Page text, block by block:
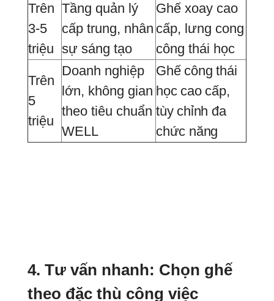
Trên
3-5
triệu
Tầng quản lý
cấp trung, nhân
sự sáng tạo
Ghế xoay cao
cấp, lưng cong
công thái học
Trên
5
triệu
Doanh nghiệp
lớn, không gian
theo tiêu chuẩn
WELL
Ghế công thái
học cao cấp,
tùy chỉnh đa
chức năng
4. Tư vấn nhanh: Chọn ghế
theo đặc thù công việc